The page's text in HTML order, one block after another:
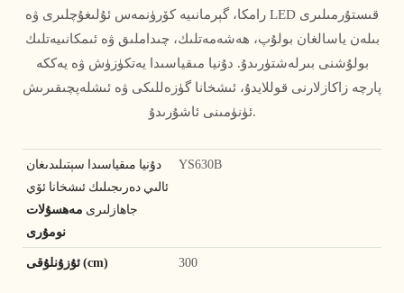
رامكا، گېرمانىيە كۆرۈنمەس ئۇلىغۇچلىرى ۋە LED قىستۇرمىلىرى
بىلەن ياسالغان بولۇپ، ھەشەمەتلىك، چىداملىق ۋە ئىمكانىيەتلىك
بولۇشنى بىرلەشتۈرىدۇ. دۇنيا مىقياسىدا يەتكۈزۈش ۋە يەككە
پارچە زاكازلارنى قوللايدۇ، ئىشخانا گۈزەللىكى ۋە ئىشلەپچىقىرىش
ئۈنۈمىنى ئاشۇرىدۇ.
دۇنيا مىقياسىدا سېتىلىدىغان
ئالىي دەرىجىلىك ئىشخانا ئۆي
جاھازلىرى مەھسۇلات
نومۇرى
YS630B
ئۇزۇنلۇقى (cm) 300